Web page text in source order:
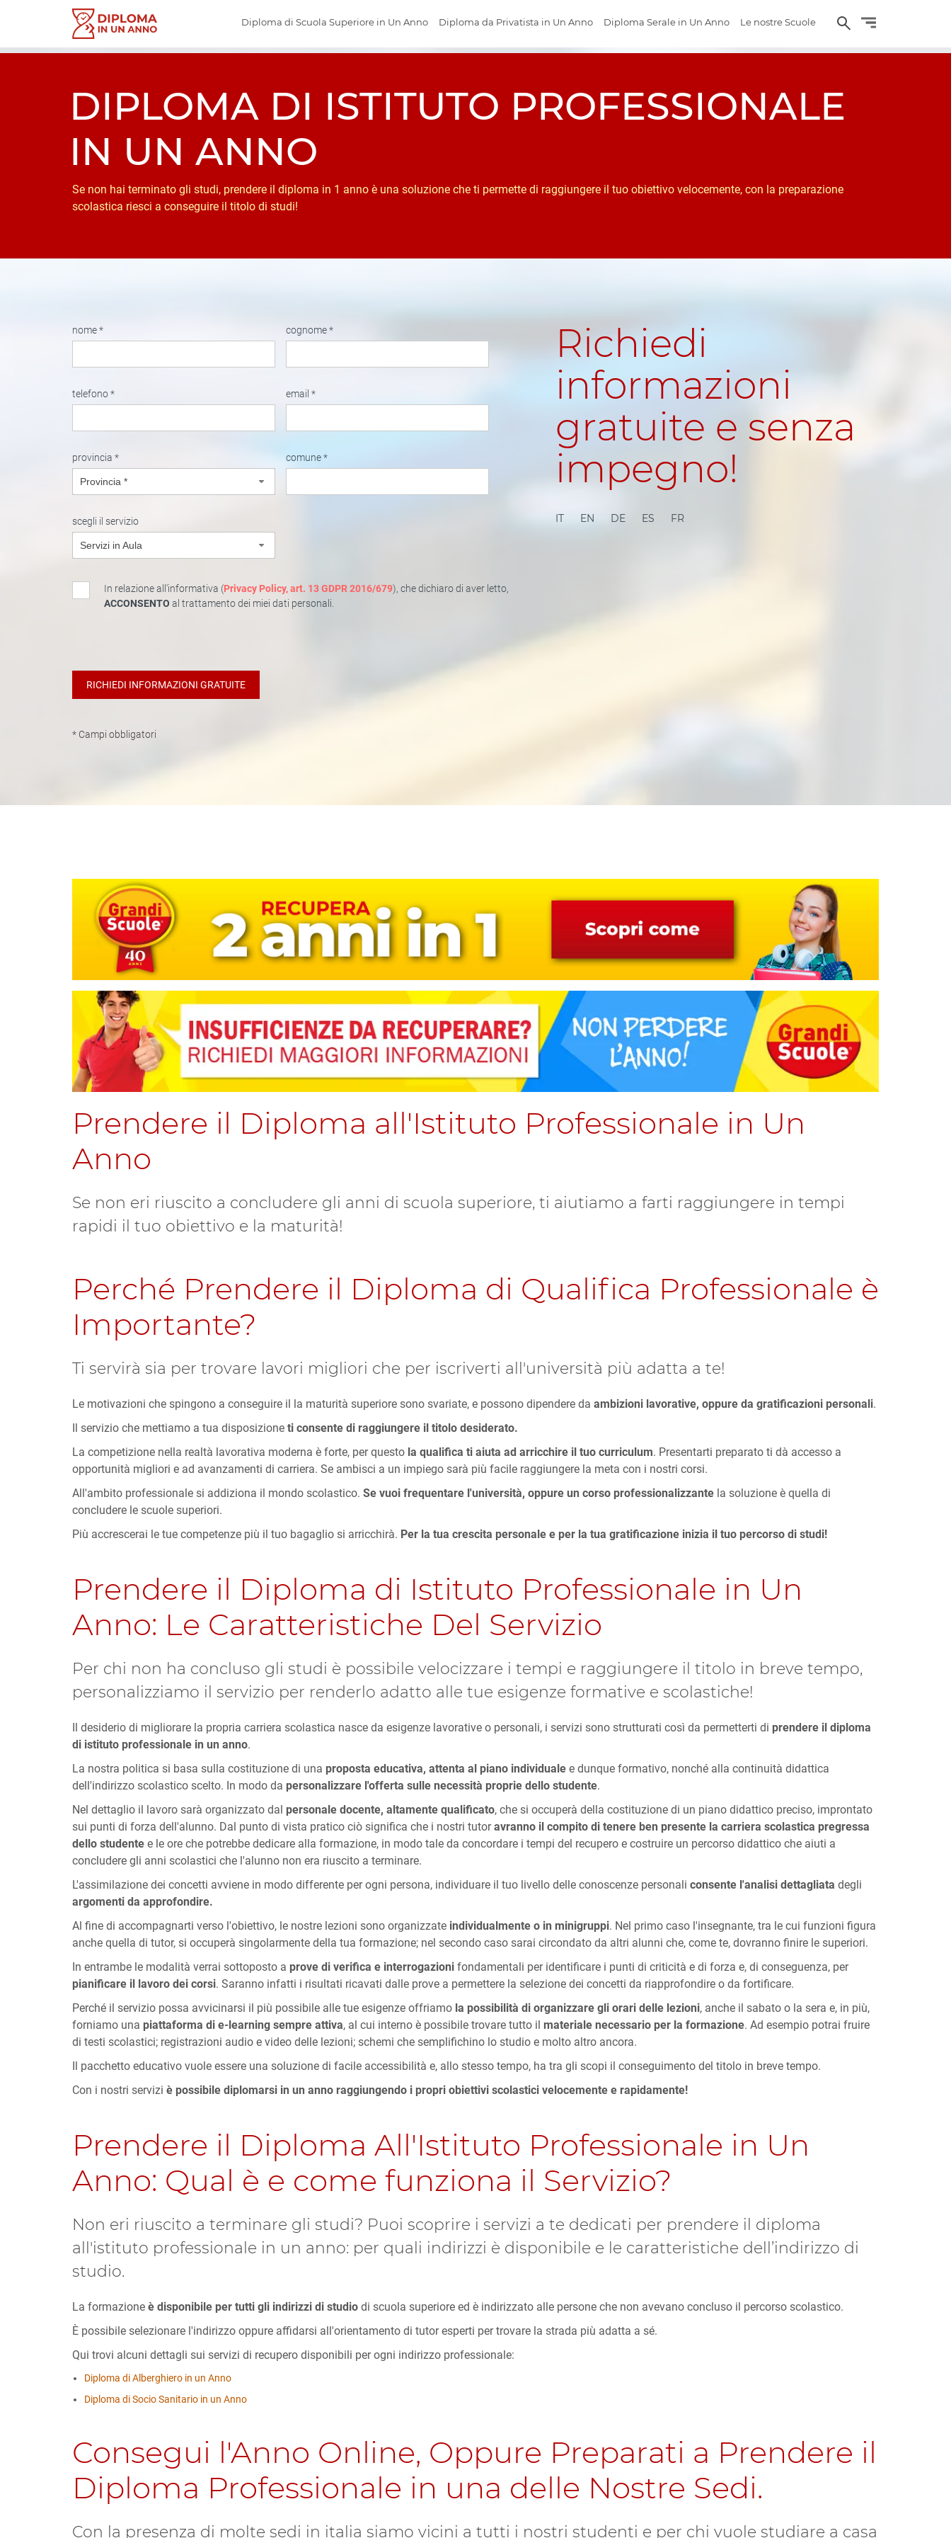
Diploma di Scuola Superiore in Un Anno Diploma da Privatista in Un Anno Diploma Serale in Un Anno Le nostre Scuole
DIPLOMA DI ISTITUTO PROFESSIONALE
IN UN ANNO
Se non hai terminato gli studi, prendere il diploma in 1 anno è una soluzione che ti permette di raggiungere il tuo obiettivo velocemente, con la preparazione
scolastica riesci a conseguire il titolo di studi!
Richiedi
informazioni
gratuite e senza
impegno!
IT EN DE ES FR
nome * cognome *
telefono * email *
provincia *
Provincia *
comune *
scegli il servizio
Servizi in Aula
In relazione all'informativa (Privacy Policy, art. 13 GDPR 2016/679), che dichiaro di aver letto,
ACCONSENTO al trattamento dei miei dati personali.
* Campi obbligatori
Prendere il Diploma all'Istituto Professionale in Un
Anno
Se non eri riuscito a concludere gli anni di scuola superiore, ti aiutiamo a farti raggiungere in tempi
rapidi il tuo obiettivo e la maturità!
Perché Prendere il Diploma di Qualifica Professionale è
Importante?
Ti servirà sia per trovare lavori migliori che per iscriverti all'università più adatta a te!
Le motivazioni che spingono a conseguire il la maturità superiore sono svariate, e possono dipendere da ambizioni lavorative, oppure da gratificazioni personali.
Il servizio che mettiamo a tua disposizione ti consente di raggiungere il titolo desiderato.
La competizione nella realtà lavorativa moderna è forte, per questo la qualifica ti aiuta ad arricchire il tuo curriculum. Presentarti preparato ti dà accesso a
opportunità migliori e ad avanzamenti di carriera. Se ambisci a un impiego sarà più facile raggiungere la meta con i nostri corsi.
All'ambito professionale si addiziona il mondo scolastico. Se vuoi frequentare l'università, oppure un corso professionalizzante la soluzione è quella di
concludere le scuole superiori.
Più accrescerai le tue competenze più il tuo bagaglio si arricchirà. Per la tua crescita personale e per la tua gratificazione inizia il tuo percorso di studi!
Prendere il Diploma di Istituto Professionale in Un
Anno: Le Caratteristiche Del Servizio
Per chi non ha concluso gli studi è possibile velocizzare i tempi e raggiungere il titolo in breve tempo,
personalizziamo il servizio per renderlo adatto alle tue esigenze formative e scolastiche!
Il desiderio di migliorare la propria carriera scolastica nasce da esigenze lavorative o personali, i servizi sono strutturati così da permetterti di prendere il diploma
di istituto professionale in un anno.
La nostra politica si basa sulla costituzione di una proposta educativa, attenta al piano individuale e dunque formativo, nonché alla continuità didattica
dell'indirizzo scolastico scelto. In modo da personalizzare l'offerta sulle necessità proprie dello studente.
Nel dettaglio il lavoro sarà organizzato dal personale docente, altamente qualificato, che si occuperà della costituzione di un piano didattico preciso, improntato
sui punti di forza dell'alunno. Dal punto di vista pratico ciò significa che i nostri tutoravranno il compito di tenere ben presente la carriera scolastica pregressa
dello studente e le ore che potrebbe dedicare alla formazione, in modo tale da concordare i tempi del recupero e costruire un percorso didattico che aiuti a
concludere gli anni scolastici che l'alunno non era riuscito a terminare.
L'assimilazione dei concetti avviene in modo differente per ogni persona, individuare il tuo livello delle conoscenze personali consente l'analisi dettagliata degli
argomenti da approfondire.
Al fine di accompagnarti verso l'obiettivo, le nostre lezioni sono organizzate individualmente o in minigruppi. Nel primo caso l'insegnante, tra le cui funzioni figura
anche quella di tutor, si occuperà singolarmente della tua formazione; nel secondo caso sarai circondato da altri alunni che, come te, dovranno finire le superiori.
In entrambe le modalità verrai sottoposto a prove di verifica e interrogazioni fondamentali per identificare i punti di criticità e di forza e, di conseguenza, per
pianificare il lavoro dei corsi. Saranno infatti i risultati ricavati dalle prove a permettere la selezione dei concetti da riapprofondire o da fortificare.
Perché il servizio possa avvicinarsi il più possibile alle tue esigenze offriamo la possibilità di organizzare gli orari delle lezioni, anche il sabato o la sera e, in più,
forniamo una piattaforma di e-learning sempre attiva, al cui interno è possibile trovare tutto il materiale necessario per la formazione. Ad esempio potrai fruire
di testi scolastici; registrazioni audio e video delle lezioni; schemi che semplifichino lo studio e molto altro ancora.
Il pacchetto educativo vuole essere una soluzione di facile accessibilità e, allo stesso tempo, ha tra gli scopi il conseguimento del titolo in breve tempo.
Con i nostri servizi è possibile diplomarsi in un anno raggiungendo i propri obiettivi scolastici velocemente e rapidamente!
Prendere il Diploma All'Istituto Professionale in Un
Anno: Qual è e come funziona il Servizio?
Non eri riuscito a terminare gli studi? Puoi scoprire i servizi a te dedicati per prendere il diploma
all'istituto professionale in un anno: per quali indirizzi è disponibile e le caratteristiche dell’indirizzo di
studio.
La formazione è disponibile per tutti gli indirizzi di studio di scuola superiore ed è indirizzato alle persone che non avevano concluso il percorso scolastico.
È possibile selezionare l'indirizzo oppure affidarsi all'orientamento di tutor esperti per trovare la strada più adatta a sé.
Qui trovi alcuni dettagli sui servizi di recupero disponibili per ogni indirizzo professionale:
Diploma di Alberghiero in un Anno
Diploma di Socio Sanitario in un Anno
Consegui l'Anno Online, Oppure Preparati a Prendere il
Diploma Professionale in una delle Nostre Sedi.
Con la presenza di molte sedi in italia siamo vicini a tutti i nostri studenti e per chi vuole studiare a casa